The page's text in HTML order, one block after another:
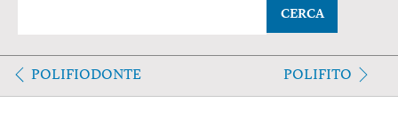
CERCA
POLIFIODONTE POLIFITO